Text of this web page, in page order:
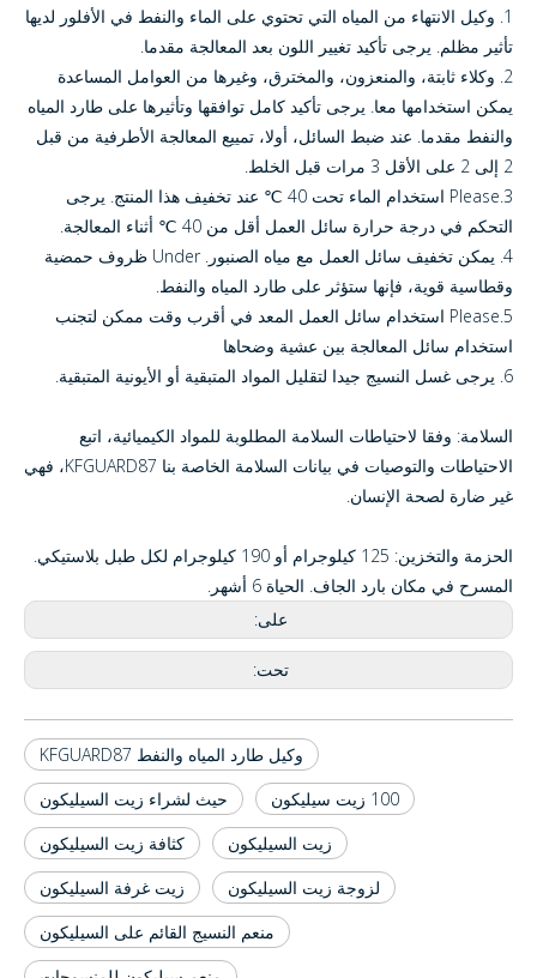
1. وكيل الانتهاء من المياه التي تحتوي على الماء والنفط في الأفلور لديها
تأثير مظلم. يرجى تأكيد تغيير اللون بعد المعالجة مقدما.
2. وكلاء ثابتة، والمنعزون، والمخترق، وغيرها من العوامل المساعدة
يمكن استخدامها معا. يرجى تأكيد كامل توافقها وتأثيرها على طارد المياه
والنفط مقدما. عند ضبط السائل، أولا، تمييع المعالجة الأطرفية من قبل
2 إلى 2 على الأقل 3 مرات قبل الخلط.
3.Please استخدام الماء تحت 40 ℃ عند تخفيف هذا المنتج. يرجى
التحكم في درجة حرارة سائل العمل أقل من 40 ℃ أثناء المعالجة.
4. يمكن تخفيف سائل العمل مع مياه الصنبور. Under ظروف حمضية
وقطاسية قوية، فإنها ستؤثر على طارد المياه والنفط.
5.Please استخدام سائل العمل المعد في أقرب وقت ممكن لتجنب
استخدام سائل المعالجة بين عشية وضحاها
6. يرجى غسل النسيج جيدا لتقليل المواد المتبقية أو الأيونية المتبقية.
السلامة: وفقا لاحتياطات السلامة المطلوبة للمواد الكيميائية، اتبع
الاحتياطات والتوصيات في بيانات السلامة الخاصة بنا KFGUARD87، فهي
غير ضارة لصحة الإنسان.
الحزمة والتخزين: 125 كيلوجرام أو 190 كيلوجرام لكل طبل بلاستيكي.
المسرح في مكان بارد الجاف. الحياة 6 أشهر.
على:
تحت:
وكيل طارد المياه والنفط KFGUARD87
حيث لشراء زيت السيليكون
100 زيت سيليكون
كثافة زيت السيليكون
زيت السيليكون
زيت غرفة السيليكون
لزوجة زيت السيليكون
منعم النسيج القائم على السيليكون